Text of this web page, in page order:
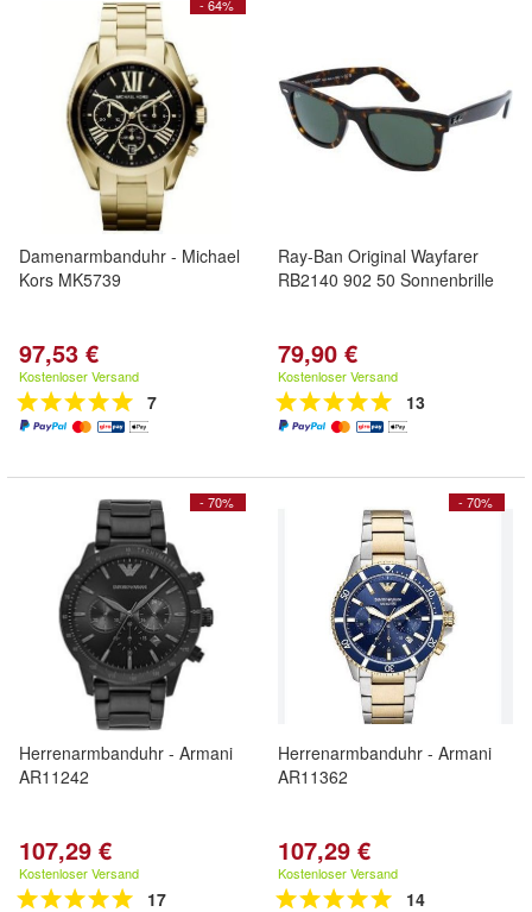
- 64%
Damenarmbanduhr - Michael
Kors MK5739
97,53 €
Kostenloser Versand
7
Ray-Ban Original Wayfarer
RB2140 902 50 Sonnenbrille
79,90 €
Kostenloser Versand
13
- 70%
Herrenarmbanduhr - Armani
AR11242
107,29 €
Kostenloser Versand
17
- 70%
Herrenarmbanduhr - Armani
AR11362
107,29 €
Kostenloser Versand
14